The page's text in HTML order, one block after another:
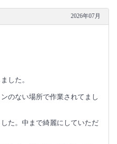
2026年07月
した。
のない場所で作業されてまし
た。中まで綺麗にしていただ